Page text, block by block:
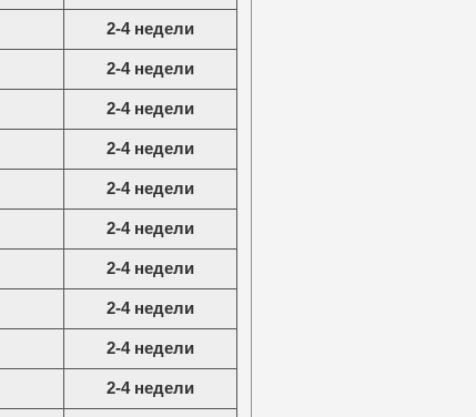
2-4 недели
2-4 недели
2-4 недели
2-4 недели
2-4 недели
2-4 недели
2-4 недели
2-4 недели
2-4 недели
2-4 недели